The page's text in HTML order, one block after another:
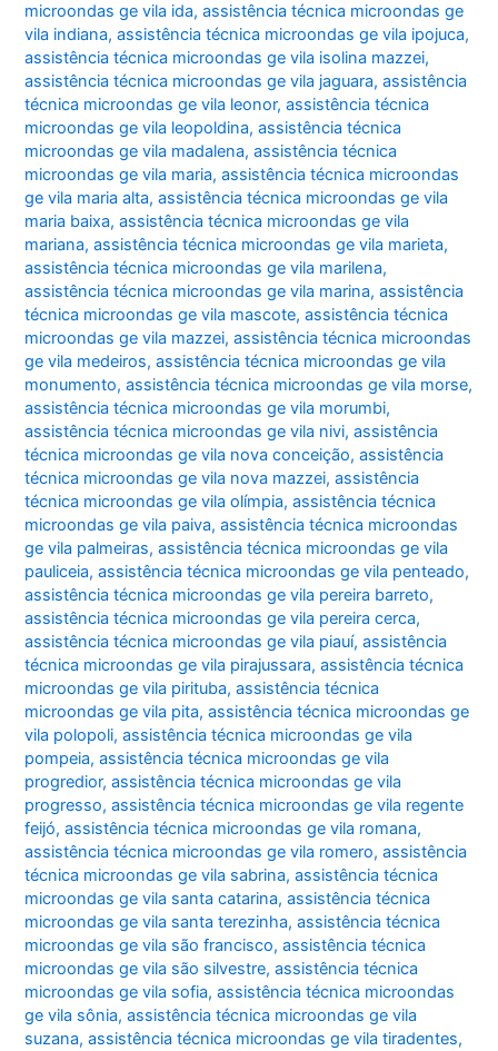
microondas ge vila ida,assistência técnica microondas ge
vila indiana,assistência técnica microondas ge vila ipojuca,
assistência técnica microondas ge vila isolina mazzei,
assistência técnica microondas ge vila jaguara,assistência
técnica microondas ge vila leonor,assistência técnica
microondas ge vila leopoldina,assistência técnica
microondas ge vila madalena,assistência técnica
microondas ge vila maria,assistência técnica microondas
ge vila maria alta,assistência técnica microondas ge vila
maria baixa,assistência técnica microondas ge vila
mariana,assistência técnica microondas ge vila marieta,
assistência técnica microondas ge vila marilena,
assistência técnica microondas ge vila marina,assistência
técnica microondas ge vila mascote,assistência técnica
microondas ge vila mazzei,assistência técnica microondas
ge vila medeiros,assistência técnica microondas ge vila
monumento,assistência técnica microondas ge vila morse,
assistência técnica microondas ge vila morumbi,
assistência técnica microondas ge vila nivi,assistência
técnica microondas ge vila nova conceição,assistência
técnica microondas ge vila nova mazzei,assistência
técnica microondas ge vila olímpia,assistência técnica
microondas ge vila paiva,assistência técnica microondas
ge vila palmeiras,assistência técnica microondas ge vila
pauliceia,assistência técnica microondas ge vila penteado,
assistência técnica microondas ge vila pereira barreto,
assistência técnica microondas ge vila pereira cerca,
assistência técnica microondas ge vila piauí,assistência
técnica microondas ge vila pirajussara,assistência técnica
microondas ge vila pirituba,assistência técnica
microondas ge vila pita,assistência técnica microondas ge
vila polopoli,assistência técnica microondas ge vila
pompeia,assistência técnica microondas ge vila
progredior,assistência técnica microondas ge vila
progresso,assistência técnica microondas ge vila regente
feijó,assistência técnica microondas ge vila romana,
assistência técnica microondas ge vila romero,assistência
técnica microondas ge vila sabrina,assistência técnica
microondas ge vila santa catarina,assistência técnica
microondas ge vila santa terezinha,assistência técnica
microondas ge vila são francisco,assistência técnica
microondas ge vila são silvestre,assistência técnica
microondas ge vila sofia,assistência técnica microondas
ge vila sônia,assistência técnica microondas ge vila
suzana,assistência técnica microondas ge vila tiradentes,